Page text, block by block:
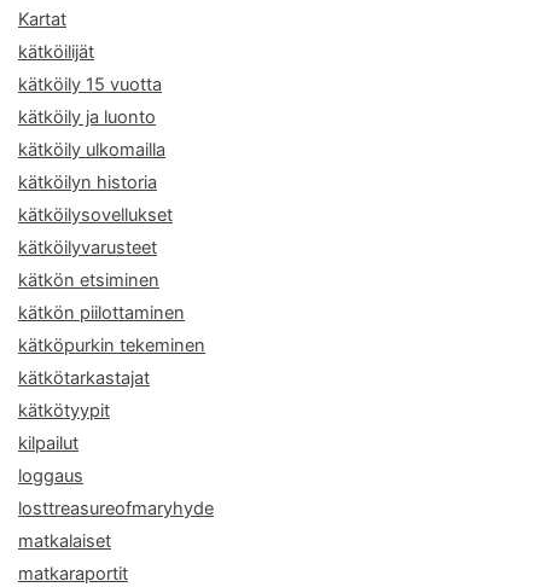
Kartat
kätköilijät
kätköily 15 vuotta
kätköily ja luonto
kätköily ulkomailla
kätköilyn historia
kätköilysovellukset
kätköilyvarusteet
kätkön etsiminen
kätkön piilottaminen
kätköpurkin tekeminen
kätkötarkastajat
kätkötyypit
kilpailut
loggaus
losttreasureofmaryhyde
matkalaiset
matkaraportit